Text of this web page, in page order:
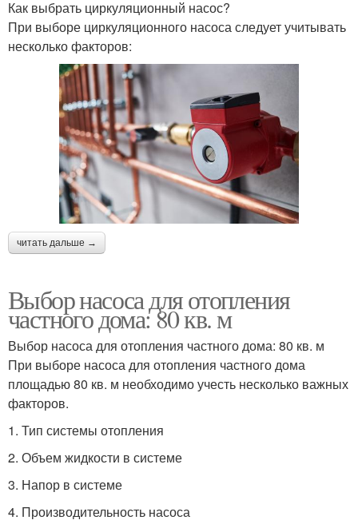
Как выбрать циркуляционный насос?
При выборе циркуляционного насоса следует учитывать
несколько факторов:
читать дальше →
Выбор насоса для отопления
частного дома: 80 кв. м
Выбор насоса для отопления частного дома: 80 кв. м
При выборе насоса для отопления частного дома
площадью 80 кв. м необходимо учесть несколько важных
факторов.
1. Тип системы отопления
2. Объем жидкости в системе
3. Напор в системе
4. Производительность насоса